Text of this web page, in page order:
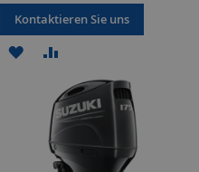
Kontaktieren Sie uns
ZUR
WUNSCHLISTE
HINZUFÜGEN
VERGLEICHSLISTE
HINZUFÜGEN